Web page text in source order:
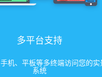
多平台支持
机、平板等多终端访问您的实
系统